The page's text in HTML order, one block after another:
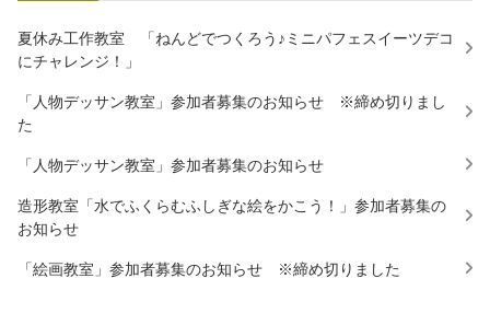
夏休み工作教室 「ねんどでつくろう♪ミニパフェスイーツデコ
にチャレンジ！」
「人物デッサン教室」参加者募集のお知らせ ※締め切りまし
た
「人物デッサン教室」参加者募集のお知らせ
造形教室「水でふくらむふしぎな絵をかこう！」参加者募集の
お知らせ
「絵画教室」参加者募集のお知らせ ※締め切りました